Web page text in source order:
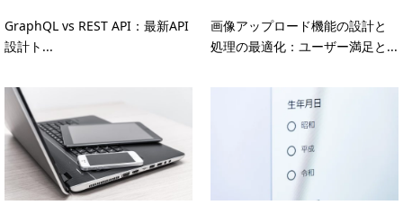
GraphQL vs REST API：最新API
設計ト...
画像アップロード機能の設計と
処理の最適化：ユーザー満足と...